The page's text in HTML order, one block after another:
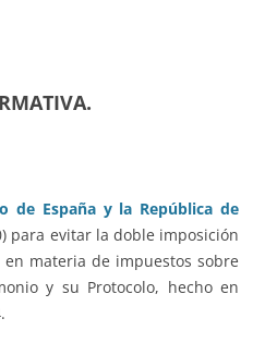
de España y la República de
para evitar la doble imposición
materia de impuestos sobre
y su Protocolo, hecho en